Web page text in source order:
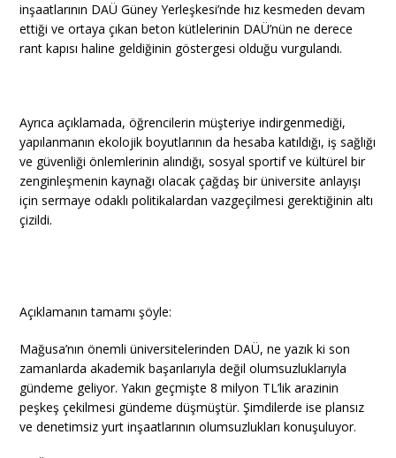
inşaatlarının DAÜ Güney Yerleşkesi’nde hız kesmeden devam
ettiği ve ortaya çıkan beton kütlelerinin DAÜ’nün ne derece
rant kapısı haline geldiğinin göstergesi olduğu vurgulandı.
Ayrıca açıklamada, öğrencilerin müşteriye indirgenmediği,
yapılanmanın ekolojik boyutlarının da hesaba katıldığı, iş sağlığı
ve güvenliği önlemlerinin alındığı, sosyal sportif ve kültürel bir
zenginleşmenin kaynağı olacak çağdaş bir üniversite anlayışı
için sermaye odaklı politikalardan vazgeçilmesi gerektiğinin altı
çizildi.
Açıklamanın tamamı şöyle:
Mağusa’nın önemli üniversitelerinden DAÜ, ne yazık ki son
zamanlarda akademik başarılarıyla değil olumsuzluklarıyla
gündeme geliyor. Yakın geçmişte 8 milyon TL’lik arazinin
peşkeş çekilmesi gündeme düşmüştür. Şimdilerde ise plansız
ve denetimsiz yurt inşaatlarının olumsuzlukları konuşuluyor.